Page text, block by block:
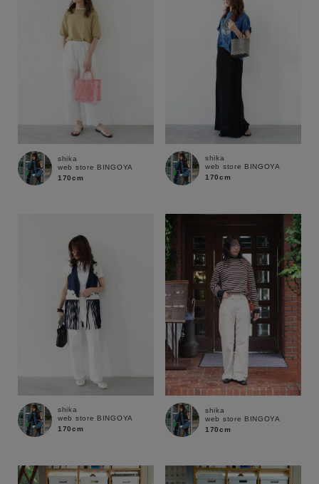
shika
web store BINGOYA
170cm
shika
web store BINGOYA
170cm
shika
web store BINGOYA
170cm
shika
web store BINGOYA
170cm